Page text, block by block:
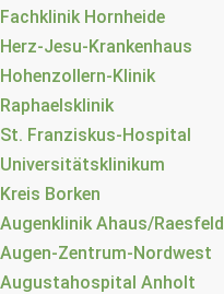
Fachklinik Hornheide
Herz-Jesu-Krankenhaus
Hohenzollern-Klinik
Raphaelsklinik
St. Franziskus-Hospital
Universitätsklinikum
Kreis Borken
Augenklinik Ahaus/Raesfeld
Augen-Zentrum-Nordwest
Augustahospital Anholt